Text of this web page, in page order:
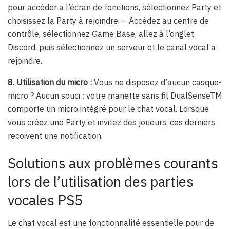
pour accéder à l’écran de fonctions, sélectionnez Party et
choisissez la Party à rejoindre. – Accédez au centre de
contrôle, sélectionnez Game Base, allez à l’onglet
Discord, puis sélectionnez un serveur et le canal vocal à
rejoindre.
8. Utilisation du micro : Vous ne disposez d’aucun casque-
micro ? Aucun souci : votre manette sans fil DualSenseTM
comporte un micro intégré pour le chat vocal. Lorsque
vous créez une Party et invitez des joueurs, ces derniers
reçoivent une notification.
Solutions aux problèmes courants
lors de l’utilisation des parties
vocales PS5
Le chat vocal est une fonctionnalité essentielle pour de